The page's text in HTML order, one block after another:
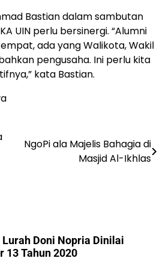
Bastian dalam sambutan
UIN perlu bersinergi. “Alumni
ada yang Walikota, Wakil
pengusaha. Ini perlu kita
kata Bastian.
NgoPi ala Majelis Bahagia di
Masjid Al-Ikhlas
Doni Nopria Dinilai
13 Tahun 2020